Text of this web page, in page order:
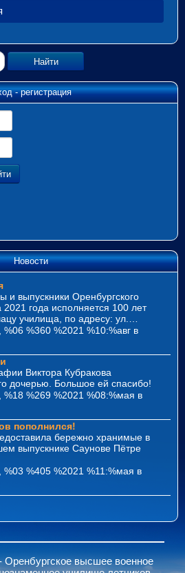
Найти
- регистрация
Новости
и выпускники Оренбургского
2021 года исполняется 100 лет
училища, по адресу: ул.…
%360 %2021 %10:%авг в
Виктора Кубракова
дочерью. Большое ей спасибо!
%18 %269 %2021 %08:%мая в
пополнился!
бережно хранимые в
выпускнике Саунове Пётре
%03 %405 %2021 %11:%мая в
высшее военное